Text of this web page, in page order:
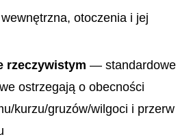
otoczenia i jej
rzeczywistym — standardowe
ostrzegają o obecności
kurzu/gruzów/wilgoci i przerw